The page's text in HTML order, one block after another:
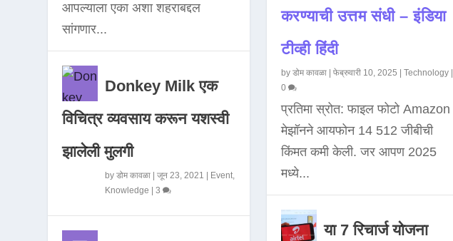
आपल्याला एका अशा शहराबद्दल
सांगणार...
Donkey Milk एक
विचित्र व्यवसाय करून यशस्वी
झालेली मुलगी
byडोम कावळा |जून 23, 2021 Event,
Knowledge |3
करण्याची उत्तम संधी – इंडिया
टीव्ही हिंदी
by डोम कावळा| फेब्रुवारी 10, 2025 | Technology|
0
प्रतिमा स्रोत: फाइल फोटो Amazon
मेझॉनने आयफोन 14 512 जीबीची
किंमत कमी केली. जर आपण 2025
मध्ये...
या 7 रिचार्ज योजना